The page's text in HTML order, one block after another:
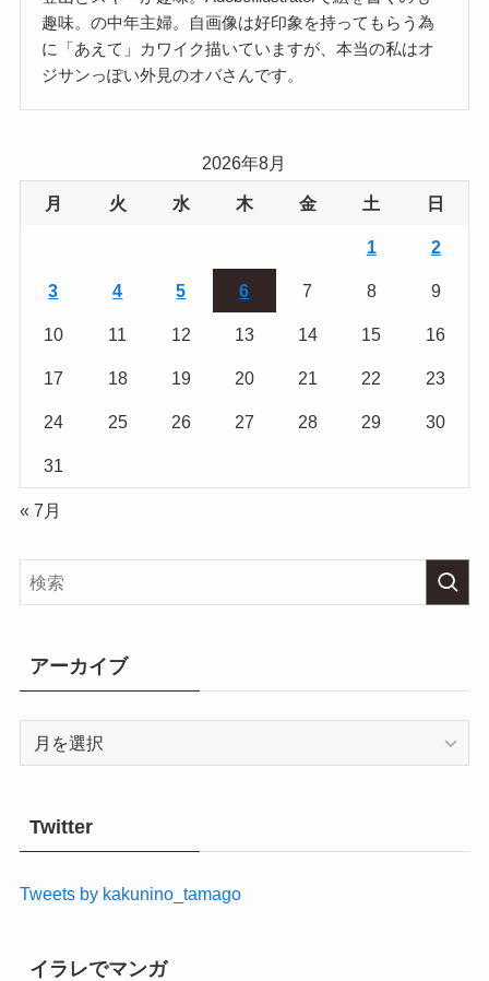
趣味。の中年主婦。自画像は好印象を持ってもらう為
に「あえて」カワイク描いていますが、本当の私はオ
ジサンっぽい外見のオバさんです。
2026年8月
月 火 水 木 金 土 日
1 2
3 4 5 6 7 8 9
10 11 12 13 14 15 16
17 18 19 20 21 22 23
24 25 26 27 28 29 30
31
« 7月
アーカイブ
Twitter
Tweets by kakunino_tamago
イラレでマンガ